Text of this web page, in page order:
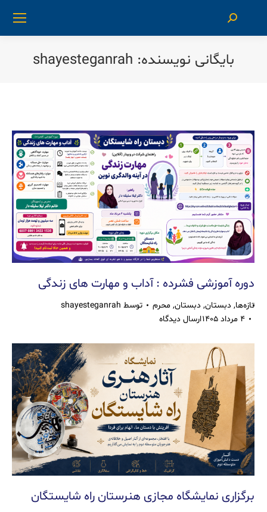
جستجو:
بایگانی نویسنده: shayesteganrah
دوره آموزشی فشرده : آداب و مهارت های زندگی
تازه‌ها, دبستان, دبستان, محرم توسط shayesteganrah
۴ مرداد ۱۴۰۵
ارسال دیدگاه
برگزاری نمایشگاه مجازی هنرستان راه شایستگان